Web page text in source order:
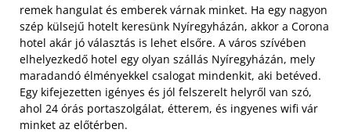
remek hangulat és emberek várnak minket. Ha egy nagyon
szép külsejű hotelt keresünk Nyíregyházán, akkor a Corona
hotel akár jó választás is lehet elsőre. A város szívében
elhelyezkedő hotel egy olyan szállás Nyíregyházán, mely
maradandó élményekkel csalogat mindenkit, aki betéved.
Egy kifejezetten igényes és jól felszerelt helyről van szó,
ahol 24 órás portaszolgálat, étterem, és ingyenes wifi vár
minket az előtérben.